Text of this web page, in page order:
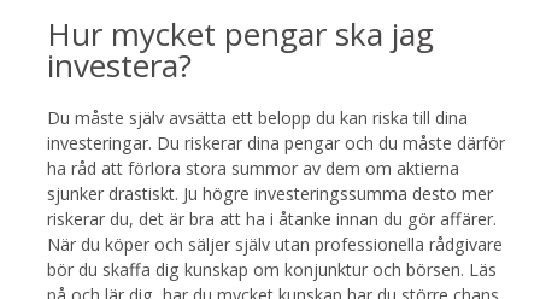
Hur mycket pengar ska jag
investera?
Du måste själv avsätta ett belopp du kan riska till dina
investeringar. Du riskerar dina pengar och du måste därför
ha råd att förlora stora summor av dem om aktierna
sjunker drastiskt. Ju högre investeringssumma desto mer
riskerar du, det är bra att ha i åtanke innan du gör affärer.
När du köper och säljer själv utan professionella rådgivare
bör du skaffa dig kunskap om konjunktur och börsen. Läs
på och lär dig, har du mycket kunskap har du större chans